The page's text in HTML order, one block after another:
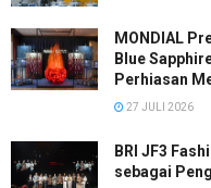
MONDIAL
Blue
Perhiasan
27 JULI 2026
BRI JF3
sebagai